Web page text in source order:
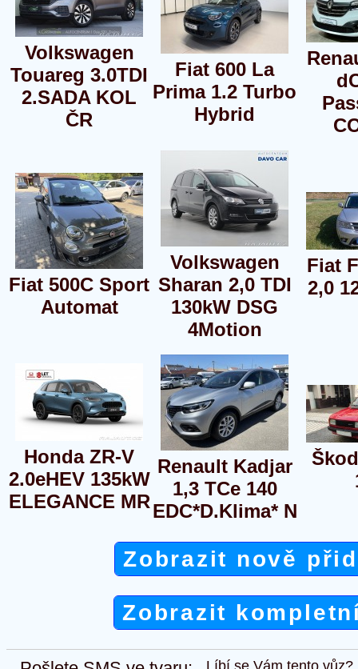
Volkswagen
Touareg 3.0TDI
2.SADA KOL
ČR
Fiat 600 La
Prima 1.2 Turbo
Hybrid
Fiat 500C Sport
Automat
Volkswagen
Sharan 2,0 TDI
130kW DSG
4Motion
Fiat
2,0
Honda ZR-V
2.0eHEV 135kW
ELEGANCE MR
Renault Kadjar
1,3 TCe 140
EDC*D.Klima* N
Zobrazit nově
Zobrazit
Líbí se Vám tento